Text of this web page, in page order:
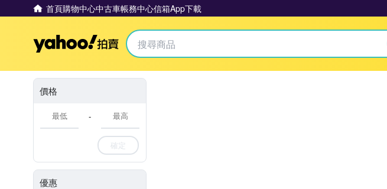
首頁購物中心中古車帳務中心信箱App下載
Yahoo拍賣
價格
-
確定
優惠